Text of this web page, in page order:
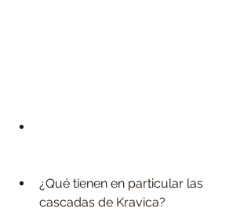
¿Qué tienen en particular las
cascadas de Kravica?